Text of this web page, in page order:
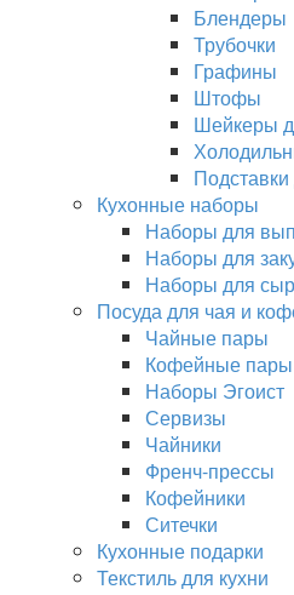
Блендеры
Трубочки
Графины
Штофы
Шейкеры
Кухонные наборы
Наборы для
Наборы для
Наборы для
Посуда для чая и
Чайные пары
Кофейные пары
Наборы Эгоист
Сервизы
Чайники
Френч-прессы
Кофейники
Ситечки
Кухонные подарки
Текстиль для кухни